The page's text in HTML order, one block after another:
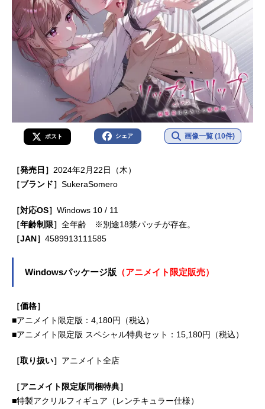
ポスト シェア 画像一覧 (10件)
［発売日］ 2024年2月22日（木）
［ブランド］ SukeraSomero
［対応OS］ Windows 10 / 11
［年齢制限］ 全年齢 ※別途18禁パッチが存在。
［JAN］ 4589913111585
Windowsパッケージ版 （アニメイト限定販売）
［価格］
■アニメイト限定版：4,180円（税込）
■アニメイト限定版 スペシャル特典セット：15,180円（税込）
［取り扱い］ アニメイト全店
［アニメイト限定版同梱特典］
■特製アクリルフィギュア（レンチキュラー仕様）